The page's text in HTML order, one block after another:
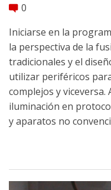
comment 0
Iniciarse en la
la perspectiva de la
tradicionales y el
utilizar periféricos
complejos y
iluminación en
y aparatos no